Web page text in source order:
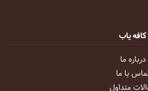
کافه یاب
درباره ما
با ما
متداول